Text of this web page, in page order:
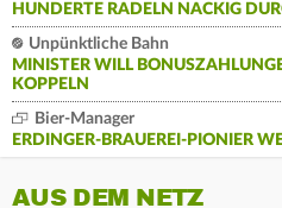
HUNDERTE RADELN NACKIG
Unpünktliche Bahn
MINISTER WILL
KOPPELN
Bier-Manager
ERDINGER-BRAUEREI-PIONIER
AUS DEM NETZ